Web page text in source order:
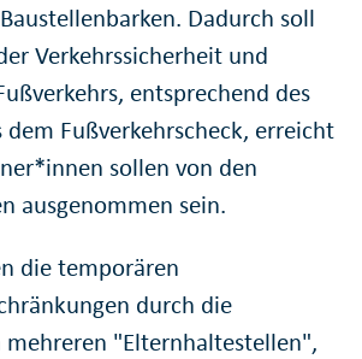
Dadurch soll
Verkehrssicherheit und
entsprechend des
dem Fußverkehrscheck, erreicht
sollen von den
ausgenommen sein.
die temporären
durch die
"Elternhaltestellen",